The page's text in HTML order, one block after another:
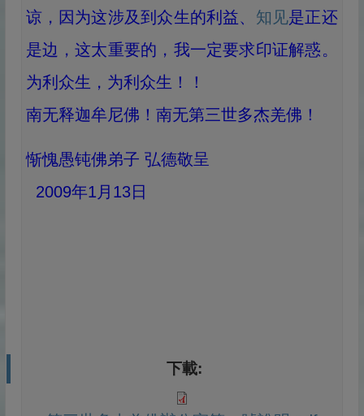
谅，因为这涉及到众生的利益、 知见是正还
是边，这太重要的，我一定要求印证解惑。
为利众生，为利众生！！
南无释迦牟尼佛！南无第三世多杰羌佛！
惭愧愚钝佛弟子 弘德敬呈
2009年1月13日
下載: